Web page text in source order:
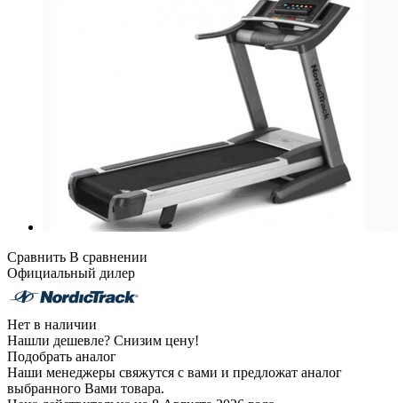
Сравнить В сравнении
Официальный дилер
Нет в наличии
Нашли дешевле? Снизим цену!
Подобрать аналог
Наши менеджеры свяжутся с вами и предложат аналог
выбранного Вами товара.